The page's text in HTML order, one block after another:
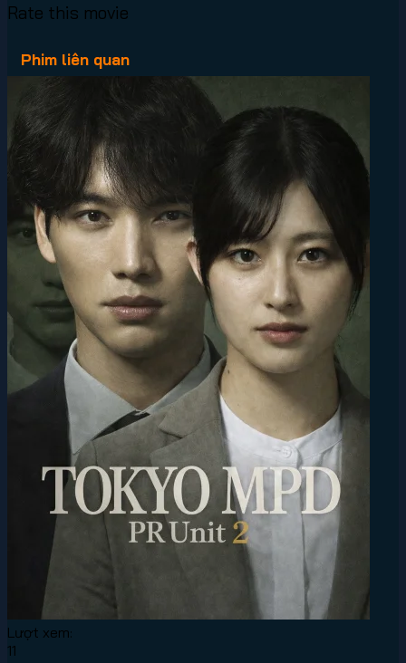
Rate this movie
Phim liên quan
Lượt xem:
11